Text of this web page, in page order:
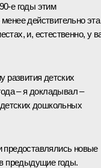
е годы этим
действительно эта
и, естественно, у
развития детских
– я докладывал –
дошкольных
предоставлялись новые
предыдущие годы.